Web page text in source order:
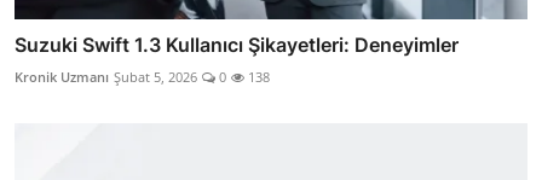
Suzuki Swift 1.3 Kullanıcı Şikayetleri: Deneyimler
Kronik Uzmanı Şubat 5, 2026 0 138